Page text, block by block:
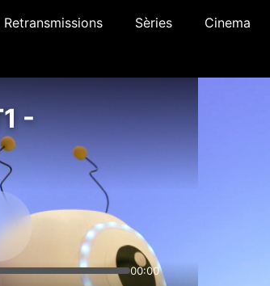
Retransmissions Sèries Cinema
-
00:00